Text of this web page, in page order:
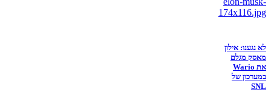
לא נגענו: אילון
מאסק מגלם
את Wario
במערכון של
SNL